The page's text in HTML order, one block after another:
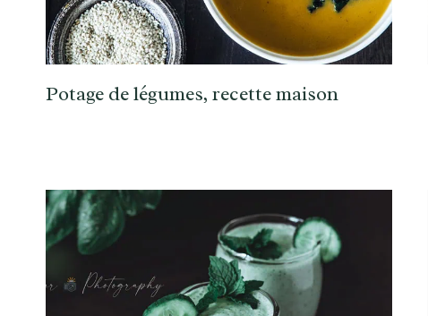
Potage de légumes, recette maison